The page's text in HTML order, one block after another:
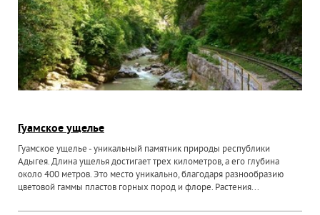
Гуамское ущелье
Гуамское ущелье - уникальный памятник природы республики
Адыгея. Длина ущелья достигает трех километров, а его глубина
около 400 метров. Это место уникально, благодаря разнообразию
цветовой гаммы пластов горных пород и флоре. Растения...